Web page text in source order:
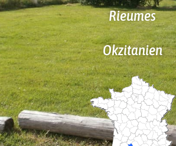
Rieumes
Okzitanien